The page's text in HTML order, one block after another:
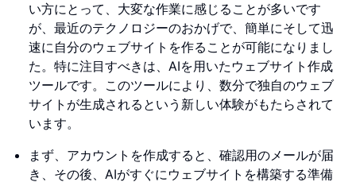
い方にとって、大変な作業に感じることが多いです
が、最近のテクノロジーのおかげで、簡単にそして迅
速に自分のウェブサイトを作ることが可能になりまし
た。特に注目すべきは、AIを用いたウェブサイト作成
ツールです。このツールにより、数分で独自のウェブ
サイトが生成されるという新しい体験がもたらされて
います。
まず、アカウントを作成すると、確認用のメールが届
き、その後、AIがすぐにウェブサイトを構築する準備